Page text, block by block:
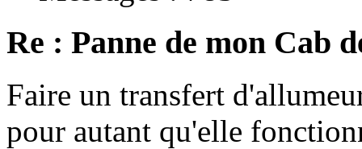
Re : Panne de mon Cab
Faire un transfert
pour autant qu'elle